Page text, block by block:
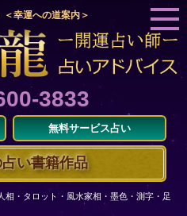
幸運への道案内＞
3833
無料サービス占い
い書籍作品
相・タロット・風水家相・墨色・測字・足